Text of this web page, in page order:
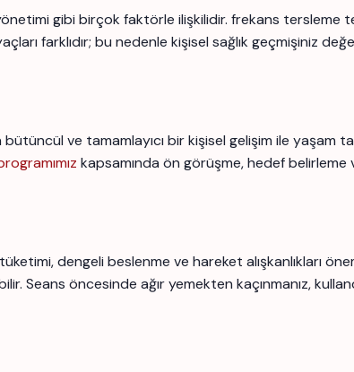
gibi birçok faktörle ilişkilidir. frekans tersleme
farklıdır; bu nedenle kişisel sağlık geçmişiniz
ve tamamlayıcı bir kişisel gelişim ile yaşam
kapsamında ön görüşme, hedef belirleme
dengeli beslenme ve hareket alışkanlıkları
öncesinde ağır yemekten kaçınmanız,